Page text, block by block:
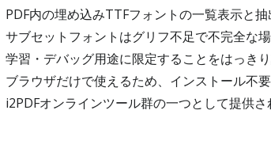
PDF内の埋め込みTTFフォントの一覧表示と
サブセットフォントはグリフ不足で不完全な
学習・デバッグ用途に限定することをはっき
ブラウザだけで使えるため、インストール不
i2PDFオンラインツール群の一つとして提供